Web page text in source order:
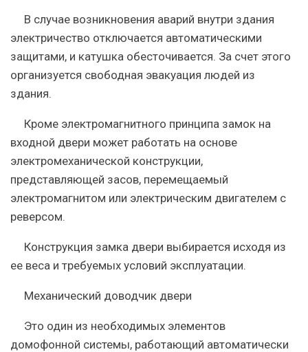
В случае возникновения аварий внутри здания
электричество отключается автоматическими
защитами, и катушка обесточивается. За счет этого
организуется свободная эвакуация людей из
здания.
Кроме электромагнитного принципа замок на
входной двери может работать на основе
электромеханической конструкции,
представляющей засов, перемещаемый
электромагнитом или электрическим двигателем с
реверсом.
Конструкция замка двери выбирается исходя из
ее веса и требуемых условий эксплуатации.
Механический доводчик двери
Это один из необходимых элементов
домофонной системы, работающий автоматически